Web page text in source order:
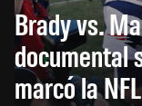
Brady vs.
documental
marcó la NFL